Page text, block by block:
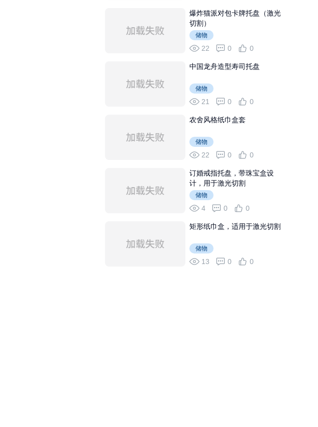
爆炸猫派对包卡牌托盘（激光
切割）
储物
22 0 0
中国龙舟造型寿司托盘
储物
21 0 0
农舍风格纸巾盒套
储物
22 0 0
订婚戒指托盘，带珠宝盒设
计，用于激光切割
储物
4 0 0
矩形纸巾盒，适用于激光切割
储物
13 0 0